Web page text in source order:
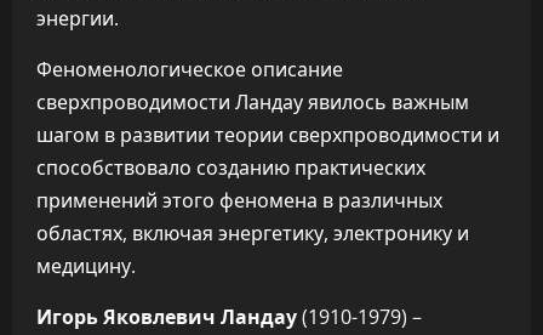
энергии.
Феноменологическое описание
сверхпроводимости Ландау явилось важным
шагом в развитии теории сверхпроводимости и
способствовало созданию практических
применений этого феномена в различных
областях, включая энергетику, электронику и
медицину.
Игорь Яковлевич Ландау(1910-1979) –